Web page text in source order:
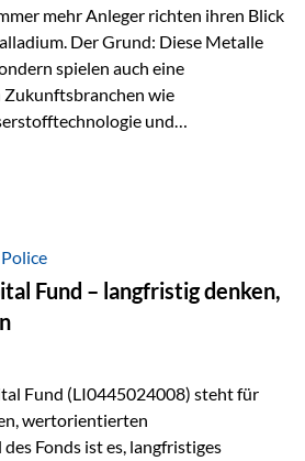
mehr Anleger richten ihren Blick
Der Grund: Diese Metalle
spielen auch eine
Zukunftsbranchen wie
und
– begrenztes Angebot und
gilt, bieten Silber, Platin und
Chance, von technologischen
Die Nachfrage entsteht nicht
vor allem durch die Industrie.
Fund – langfristig denken,
Fund (LI0445024008) steht für
wertorientierten
Fonds ist es, langfristiges